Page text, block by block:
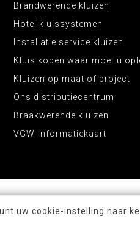
Brandwerende kluizen
Hotel kluissystemen
Installatie service kluizen
Kluis kopen waar moet u
Kluizen op maat of project
Ons distributiecentrum
Braakwerende kluizen
VGW-informatiekaart
uw cookie-instelling naar